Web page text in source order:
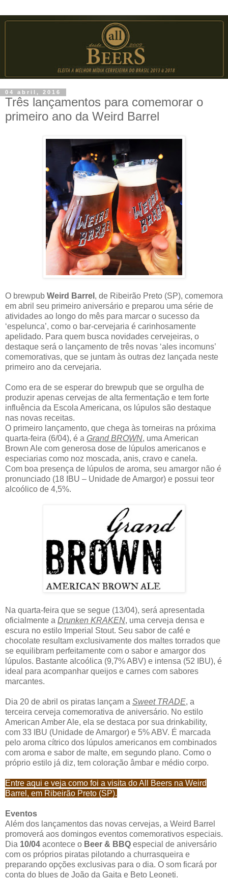
04 abril, 2016
Três lançamentos para comemorar o
primeiro ano da Weird Barrel
O brewpub Weird Barrel , de Ribeirão Preto (SP), comemora
em abril seu primeiro aniversário e preparou uma série de
atividades ao longo do mês para marcar o sucesso da
‘espelunca’, como o bar-cervejaria é carinhosamente
apelidado. Para quem busca novidades cervejeiras, o
destaque será o lançamento de três novas ‘ales incomuns’
comemorativas, que se juntam às outras dez lançada neste
primeiro ano da cervejaria.
Como era de se esperar do brewpub que se orgulha de
produzir apenas cervejas de alta fermentação e tem forte
influência da Escola Americana, os lúpulos são destaque
nas novas receitas.
O primeiro lançamento, que chega às torneiras na próxima
quarta-feira (6/04), é a Grand BROWN, uma American
Brown Ale com generosa dose de lúpulos americanos e
especiarias como noz moscada, anis, cravo e canela.
Com boa presença de lúpulos de aroma, seu amargor não é
pronunciado (18 IBU – Unidade de Amargor) e possui teor
alcoólico de 4,5%.
Na quarta-feira que se segue (13/04), será apresentada
oficialmente a Drunken KRAKEN, uma cerveja densa e
escura no estilo Imperial Stout. Seu sabor de café e
chocolate resultam exclusivamente dos maltes torrados que
se equilibram perfeitamente com o sabor e amargor dos
lúpulos. Bastante alcoólica (9,7% ABV) e intensa (52 IBU), é
ideal para acompanhar queijos e carnes com sabores
marcantes.
Dia 20 de abril os piratas lançam a Sweet TRADE, a
terceira cerveja comemorativa de aniversário. No estilo
American Amber Ale, ela se destaca por sua drinkability,
com 33 IBU (Unidade de Amargor) e 5% ABV. É marcada
pelo aroma cítrico dos lúpulos americanos em combinados
com aroma e sabor de malte, em segundo plano. Como o
próprio estilo já diz, tem coloração âmbar e médio corpo.
Entre aqui e veja como foi a visita do All Beers na Weird
Barrel, em Ribeirão Preto (SP).
Eventos
Além dos lançamentos das novas cervejas, a Weird Barrel
promoverá aos domingos eventos comemorativos especiais.
Dia 10/04 acontece o Beer & BBQ especial de aniversário
com os próprios piratas pilotando a churrasqueira e
preparando opções exclusivas para o dia. O som ficará por
conta do blues de João da Gaita e Beto Leoneti.